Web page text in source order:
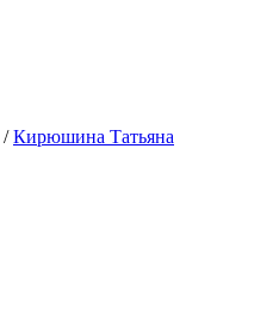
/Кирюшина Татьяна